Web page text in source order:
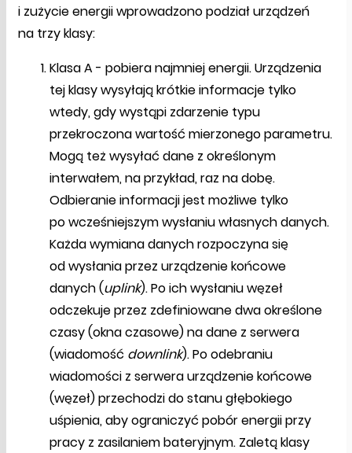
i zużycie energii wprowadzono podział urządzeń
na trzy klasy:
Klasa A - pobiera najmniej energii. Urządzenia
tej klasy wysyłają krótkie informacje tylko
wtedy, gdy wystąpi zdarzenie typu
przekroczona wartość mierzonego parametru.
Mogą też wysyłać dane z określonym
interwałem, na przykład, raz na dobę.
Odbieranie informacji jest możliwe tylko
po wcześniejszym wysłaniu własnych danych.
Każda wymiana danych rozpoczyna się
od wysłania przez urządzenie końcowe
danych (uplink). Po ich wysłaniu węzeł
odczekuje przez zdefiniowane dwa określone
czasy (okna czasowe) na dane z serwera
(wiadomość downlink). Po odebraniu
wiadomości z serwera urządzenie końcowe
(węzeł) przechodzi do stanu głębokiego
uśpienia, aby ograniczyć pobór energii przy
pracy z zasilaniem bateryjnym. Zaletą klasy